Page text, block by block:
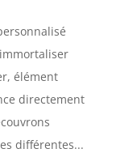
élément
directement
différentes...